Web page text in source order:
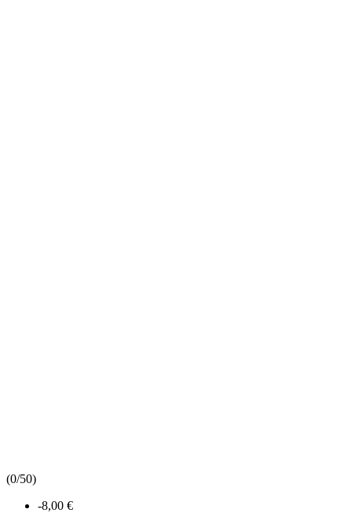
(0/50)
-8,00 €